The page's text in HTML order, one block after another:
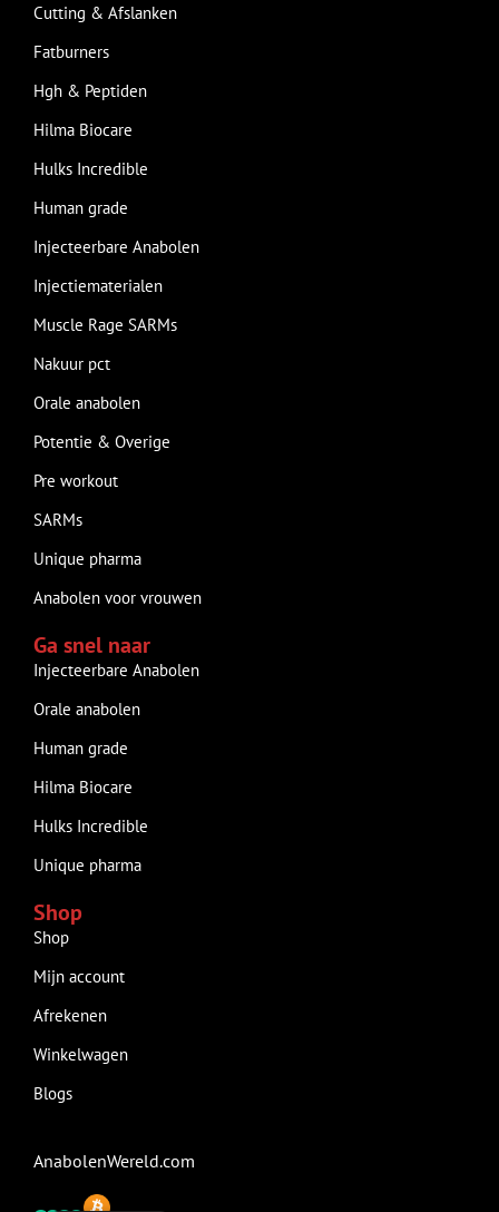
Cutting & Afslanken
Fatburners
Hgh & Peptiden
Hilma Biocare
Hulks Incredible
Human grade
Injecteerbare Anabolen
Injectiematerialen
Muscle Rage SARMs
Nakuur pct
Orale anabolen
Potentie & Overige
Pre workout
SARMs
Unique pharma
Anabolen voor vrouwen
Ga snel naar
Injecteerbare Anabolen
Orale anabolen
Human grade
Hilma Biocare
Hulks Incredible
Unique pharma
Shop
Shop
Mijn account
Afrekenen
Winkelwagen
Blogs
AnabolenWereld.com